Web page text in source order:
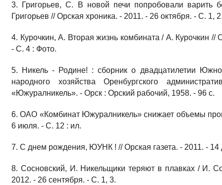
3. Григорьев, С. В новой печи попробовали
Григорьев // Орская хроника. - 2011. - 26 октября. - С. 1,
4. Курочкин, А. Вторая жизнь комбината / А. Курочкин //
- С. 4 : Фото.
5. Никель - Родине! : сборник о двадцатилетии
народного хозяйства Оренбургского
«Южуралникель». - Орск : Орский рабочий, 1958. - 96 с.
6. ОАО «Комбинат Южуралникель» снижает объемы
6 июля. - С. 12 : ил.
7. С днем рождения, ЮУНК ! // Орская газета. - 2011. - 14
8. Сосновский, И. Никельщики теряют в плавках / И.
2012. - 26 сентября. - С. 1, 3.